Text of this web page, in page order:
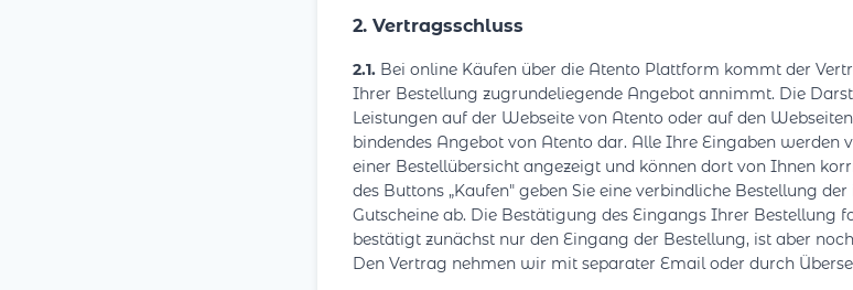
2. Vertragsschluss
2.1. Bei online Käufen über die Atento Plattform kommt der
Ihrer Bestellung zugrundeliegende Angebot annimmt. Die
Leistungen auf der Webseite von Atento oder auf den
bindendes Angebot von Atento dar. Alle Ihre Eingaben werden
einer Bestellübersicht angezeigt und können dort von Ihnen
des Buttons „Kaufen" geben Sie eine verbindliche Bestellung
Gutscheine ab. Die Bestätigung des Eingangs Ihrer Bestellung
bestätigt zunächst nur den Eingang der Bestellung, ist aber
Den Vertrag nehmen wir mit separater Email oder durch